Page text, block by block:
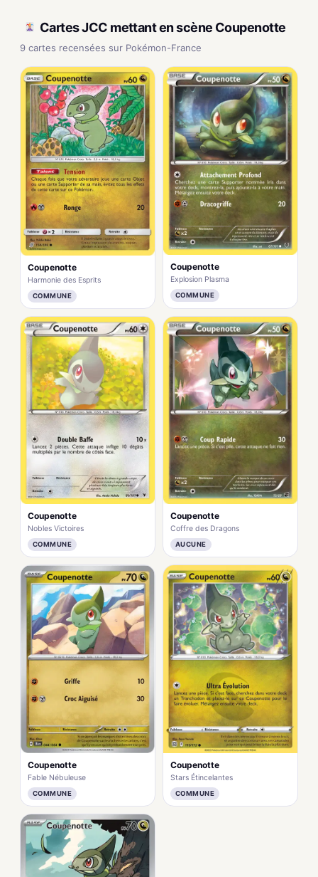
Cartes JCC mettant en scène Coupenotte
9 cartes recensées sur Pokémon-France
Coupenotte
Harmonie des Esprits
COMMUNE
Coupenotte
Explosion Plasma
COMMUNE
Coupenotte
Nobles Victoires
COMMUNE
Coupenotte
Coffre des Dragons
AUCUNE
Coupenotte
Fable Nébuleuse
COMMUNE
Coupenotte
Stars Étincelantes
COMMUNE